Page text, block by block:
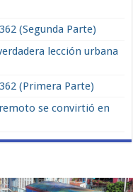
(Segunda Parte)
lección urbana
(Primera Parte)
se convirtió en